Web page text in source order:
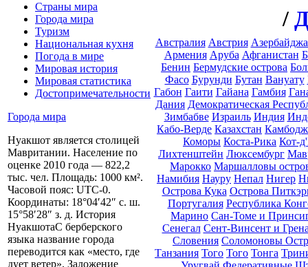
Страны мира
Города мира
Туризм
Национальная кухня
Погода в мире
Мировая история
Мировая статистика
Достопримечательности
Города мира
Нуакшот является столицей
Мавритании. Население по
оценке 2010 года — 822,2
тыс. чел. Площадь: 1000 км².
Часовой пояс: UTC-0.
Координаты: 18°04′42″ с. ш.
15°58′28″ з. д. История
НуакшотаС берберского
языка название города
переводится как «место, где
дует ветер». Заложение
/
Австралия Австрия
Армения Аруба Афганистан
Бенин Бермудские острова
Фасо Бурунди Бутан Вануату
Габон Гаити Гайана Гамбия
Дания Демократическая
Зимбабве Израиль Индия
Кабо-Верде Казахстан
Коморы Коста-Рика Кот-
Лихтенштейн Люксембург
Марокко Маршалловы
Намибия Науру Непал Нигер
Острова Кука Острова
Португалия Республика
Марино Сан-Томе и
Сенегал Сент-Винсент и
Словения Соломоновы
Танзания Того Того Тонга